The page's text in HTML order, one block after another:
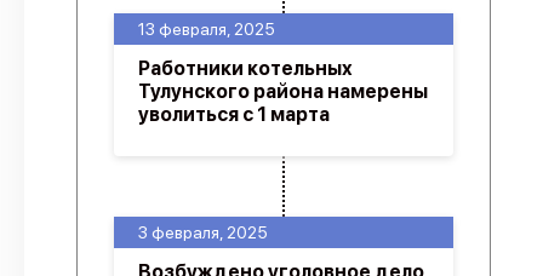
3 февраля, 2025
13 февраля, 2025
Работники котельных
Тулунского района намерены
уволиться с 1 марта